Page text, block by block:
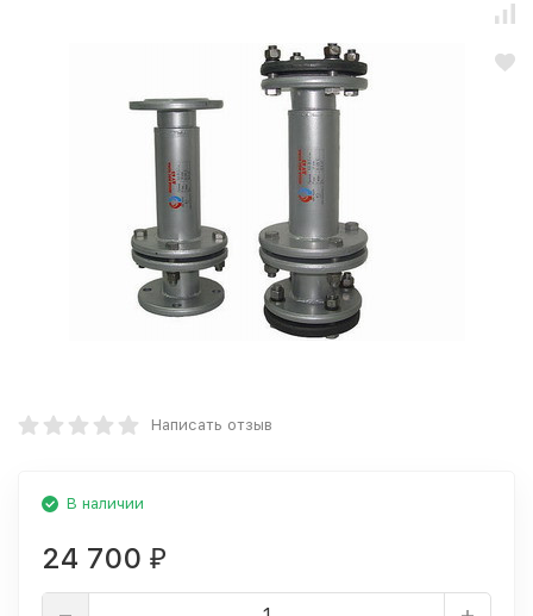
Написать отзыв
В наличии
24 700 ₽